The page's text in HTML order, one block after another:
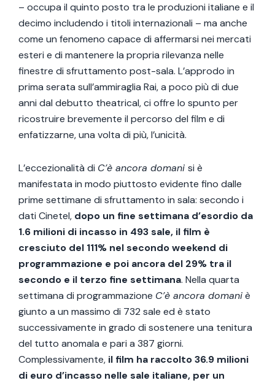
– occupa il quinto posto tra le produzioni italiane e il
decimo includendo i titoli internazionali – ma anche
come un fenomeno capace di affermarsi nei mercati
esteri e di mantenere la propria rilevanza nelle
finestre di sfruttamento post-sala. L’approdo in
prima serata sull’ammiraglia Rai, a poco più di due
anni dal debutto theatrical, ci offre lo spunto per
ricostruire brevemente il percorso del film e di
enfatizzarne, una volta di più, l’unicità.
L’eccezionalità di C’è ancora domani si è
manifestata in modo piuttosto evidente fino dalle
prime settimane di sfruttamento in sala: secondo i
dati Cinetel, dopo un fine settimana d’esordio da
1.6 milioni di incasso in 493 sale, il film è
cresciuto del 111% nel secondo weekend di
programmazione e poi ancora del 29% tra il
secondo e il terzo fine settimana. Nella quarta
settimana di programmazione C’è ancora domaniè
giunto a un massimo di 732 sale ed è stato
successivamente in grado di sostenere una tenitura
del tutto anomala e pari a 387 giorni.
Complessivamente, il film ha raccolto 36.9 milioni
di euro d’incasso nelle sale italiane, per un